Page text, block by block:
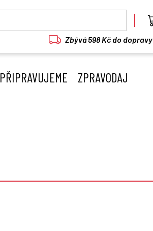
Zbývá 598 Kč do dopravy
PŘIPRAVUJEME ZPRAVODAJ